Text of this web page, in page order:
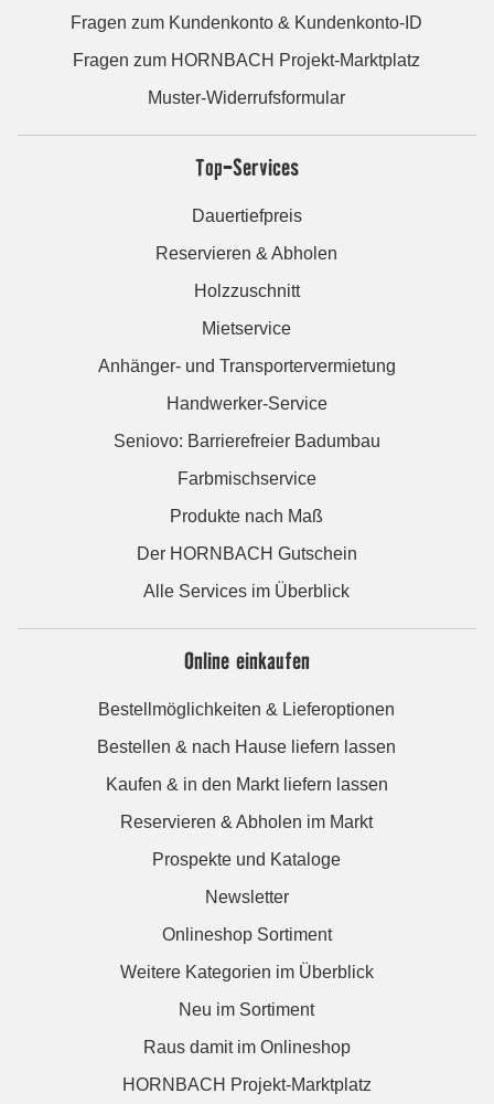
Fragen zum Kundenkonto & Kundenkonto-ID
Fragen zum HORNBACH Projekt-Marktplatz
Muster-Widerrufsformular
Top-Services
Dauertiefpreis
Reservieren & Abholen
Holzzuschnitt
Mietservice
Anhänger- und Transportervermietung
Handwerker-Service
Seniovo: Barrierefreier Badumbau
Farbmischservice
Produkte nach Maß
Der HORNBACH Gutschein
Alle Services im Überblick
Online einkaufen
Bestellmöglichkeiten & Lieferoptionen
Bestellen & nach Hause liefern lassen
Kaufen & in den Markt liefern lassen
Reservieren & Abholen im Markt
Prospekte und Kataloge
Newsletter
Onlineshop Sortiment
Weitere Kategorien im Überblick
Neu im Sortiment
Raus damit im Onlineshop
HORNBACH Projekt-Marktplatz